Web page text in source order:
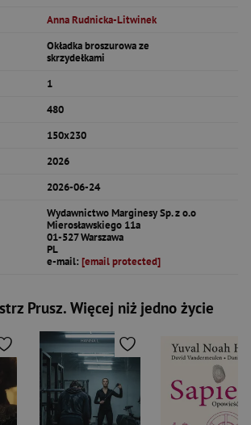
Anna Rudnicka-Litwinek
Okładka broszurowa ze
skrzydełkami
1
480
150x230
2026
2026-06-24
Wydawnictwo Marginesy Sp. z o.o
Mierosławskiego 11a
01-527 Warszawa
PL
e-mail: [email protected]
Prusz. Więcej niż jedno życie